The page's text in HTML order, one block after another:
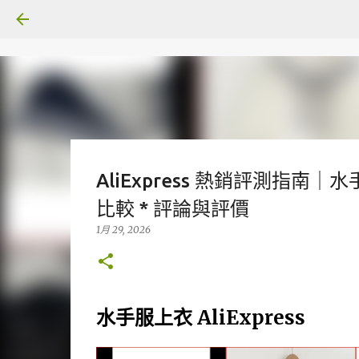
AliExpress 熱銷評測指南｜水
比較 * 評論與評價
1月 29, 2026
水手服上衣 AliExpress